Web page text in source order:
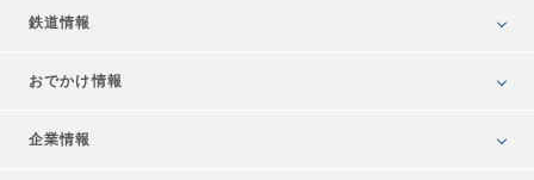
鉄道情報
おでかけ情報
企業情報